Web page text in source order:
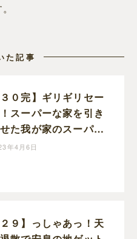
た記事
３０完】ギリギリセー
スーパーな家を引き
た我が家のスーパー
ローに感謝！半額一
年4月6日
２９】っしゃあっ！天